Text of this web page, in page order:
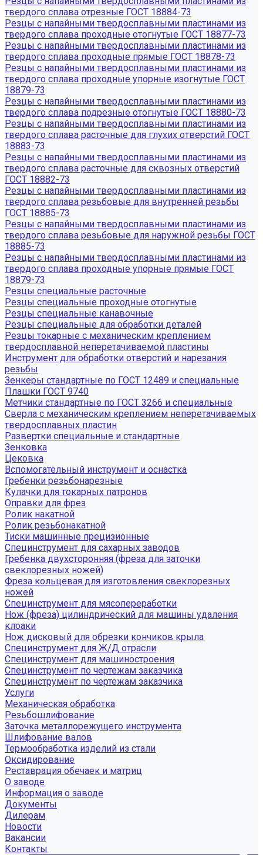
твердого сплава отрезные ГОСТ 18884-73
Резцы с напайными твердосплавными пластинами из
твердого сплава проходные отогнутые ГОСТ 18877-73
Резцы с напайными твердосплавными пластинами из
твердого сплава проходные прямые ГОСТ 18878-73
Резцы с напайными твердосплавными пластинами из
твердого сплава проходные упорные изогнутые ГОСТ
18879-73
Резцы с напайными твердосплавными пластинами из
твердого сплава подрезные отогнутые ГОСТ 18880-73
Резцы с напайными твердосплавными пластинами из
твердого сплава расточные для глухих отверстий ГОСТ
18883-73
Резцы с напайными твердосплавными пластинами из
твердого сплава расточные для сквозных отверстий
ГОСТ 18882-73
Резцы с напайными твердосплавными пластинами из
твердого сплава резьбовые для внутренней резьбы
ГОСТ 18885-73
Резцы с напайными твердосплавными пластинами из
твердого сплава резьбовые для наружной резьбы ГОСТ
18885-73
Резцы с напайными твердосплавными пластинами из
твердого сплава проходные упорные прямые ГОСТ
18879-73
Резцы специальные расточные
Резцы специальные проходные отогнутые
Резцы специальные канавочные
Резцы специальные для обработки деталей
Резцы токарные с механическим креплением
твердосплавной неперетачиваемой пластины
Инструмент для обработки отверстий и нарезания
резьбы
Зенкеры стандартные по ГОСТ 12489 и специальные
Плашки ГОСТ 9740
Метчики стандартные по ГОСТ 3266 и специальные
Сверла с механическим креплением неперетачиваемых
твердосплавных пластин
Развертки специальные и стандартные
Зенковка
Цековка
Вспомогательный инструмент и оснастка
Гребенки резьбонарезные
Кулачки для токарных патронов
Оправки для фрез
Ролик накатной
Ролик резьбонакатной
Тиски машинные прецизионные
Специнструмент для сахарных заводов
Гребенка двухсторонняя (фреза для заточки
свеклорезных ножей)
Фреза кольцевая для изготовления свеклорезных
ножей
Специнструмент для мясопереработки
Нож (фреза) цилиндрический для машины удаления
клоаки
Нож дисковый для обрезки кончиков крыла
Специнструмент для Ж/Д отрасли
Специнструмент для машиностроения
Специнструмент по чертежам заказчика
Специнструмент по чертежам заказчика
Услуги
Механическая обработка
Резьбошлифование
Заточка металлорежущего инструмента
Шлифование валов
Термообработка изделий из стали
Оксидирование
Реставрация обечаек и матриц
О заводе
Информация о заводе
Документы
Дилерам
Новости
Вакансии
Контакты